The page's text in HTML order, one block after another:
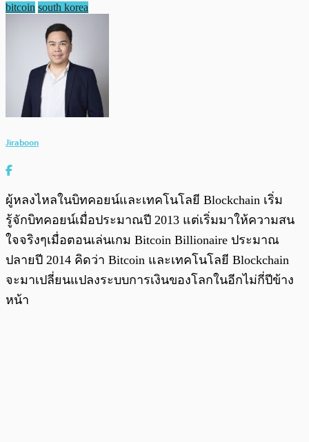
bitcoin south korea
Jiraboon
ผู้หลงไหลในบิทคอยน์และเทคโนโลยี Blockchain เริ่ม
รู้จักบิทคอยน์เมื่อประมาณปี 2013 แต่เริ่มมาให้ความสน
ใจจริงๆเมื่อตอนเล่นเกม Bitcoin Billionaire ประมาณ
ปลายปี 2014 คิดว่า Bitcoin และเทคโนโลยี Blockchain
จะมาเปลี่ยนแปลงระบบการเงินของโลกในอีกไม่กี่ปีข้าง
หน้า